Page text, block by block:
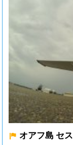
オアフ島 セ